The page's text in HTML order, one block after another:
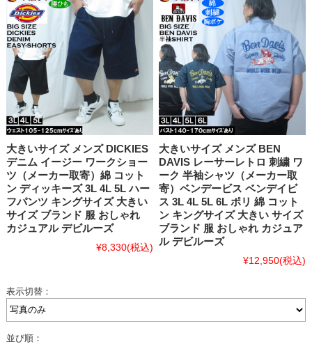
大きいサイズ メンズ DICKIES
デニム イージー ワークショー
ツ（メーカー取寄）綿 コット
ン ディッキーズ 3L 4L 5L ハー
フパンツ キングサイズ 大きい
サイズ ブランド 服 おしゃれ
カジュアル デビルーズ
¥8,330(税込)
大きいサイズ メンズ BEN
DAVIS レーサーレトロ 刺繍 ワ
ーク 半袖シャツ（メーカー取
寄）ベンデービス ベンデイビ
ス 3L 4L 5L 6L ポリ 綿 コット
ン キングサイズ 大きい サイズ
ブランド 服 おしゃれ カジュア
ル デビルーズ
¥12,950(税込)
表示切替：
並び順：